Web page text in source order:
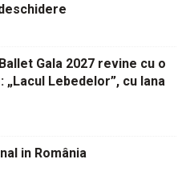
Gala 2027 revine cu o
Lebedelor”, cu Iana
in România